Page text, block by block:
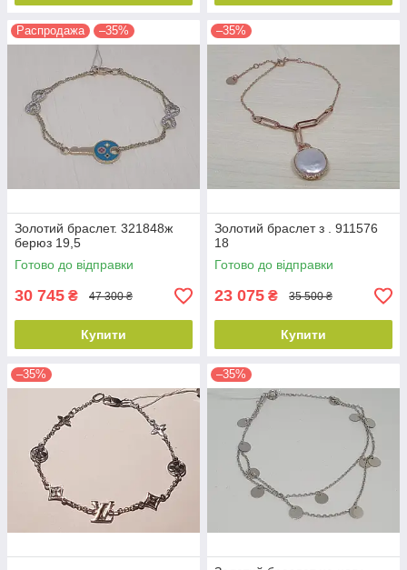
Распродажа –35%
Золотий браслет. 321848ж
берюз 19,5
Готово до відправки
30 745 ₴ 47 300 ₴
Купити
–35%
Золотий браслет з . 911576
18
Готово до відправки
23 075 ₴ 35 500 ₴
Купити
–35% –35%